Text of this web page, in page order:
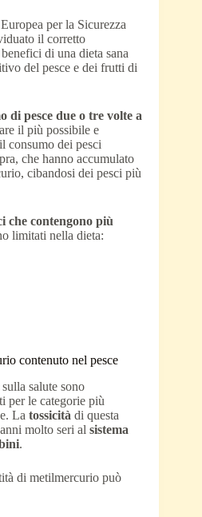
per la Sicurezza
il corretto
di una dieta sana
del pesce e dei frutti di
di pesce due o tre volte a
il più possibile e
consumo dei pesci
che hanno accumulato
cibandosi dei pesci più
che contengono più
limitati nella dieta:
contenuto nel pesce
salute sono
per le categorie più
La tossicità di questa
molto seri al sistema
.
di metilmercurio può